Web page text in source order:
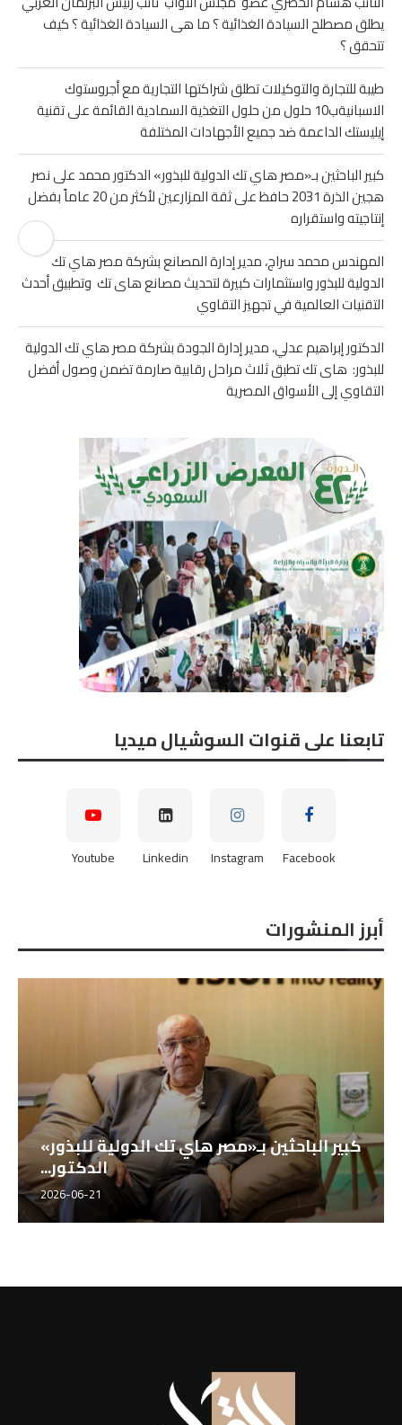
يطلق مصطلح السيادة الغذائية ؟ ما هى السيادة الغذائية ؟ كيف
تتحقق ؟
طيبة للتجارة والتوكيلات تطلق شراكتها التجارية مع أجروستوك
الاسبانيةب10 حلول من حلول التغذية السمادية القائمة على تقنية
إيليستك الداعمة ضد جميع الأجهادات المختلفة
كبير الباحثين بـ«مصر هاي تك الدولية للبذور» الدكتور محمد على نصر
هجين الذرة 2031 حافظ على ثقة المزارعين لأكثر من 20 عاماً بفضل
إنتاجيته واستقراره
المهندس محمد سراج، مدير إدارة المصانع بشركة مصر هاي تك
الدولية للبذور واستثمارات كبيرة لتحديث مصانع هاى تك وتطبيق أحدث
التقنيات العالمية في تجهيز التقاوي
الدكتور إبراهيم عدلي، مدير إدارة الجودة بشركة مصر هاي تك الدولية
للبذور: هاى تك تطبق ثلاث مراحل رقابية صارمة تضمن وصول أفضل
التقاوي إلى الأسواق المصرية
تابعنا على قنوات السوشيال ميديا
Facebook
Instagram
Linkedin
Youtube
أبرز المنشورات
كبير الباحثين بـ«مصر هاي تك الدولية للبذور»
الدكتور...
2026-06-21